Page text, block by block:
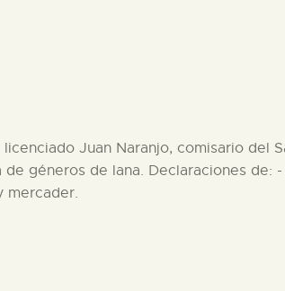
Juan Naranjo, comisario del
géneros de lana. Declaraciones de: -
mercader.